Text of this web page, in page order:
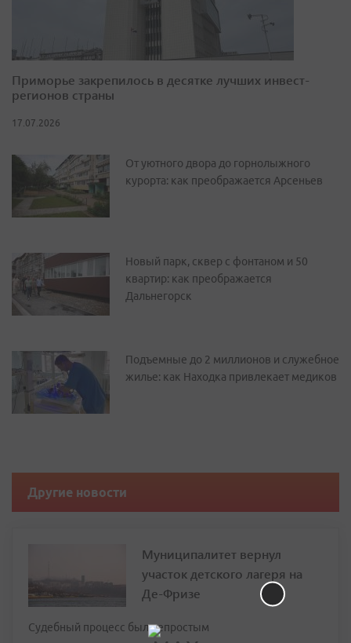
Приморье закрепилось в десятке лучших инвест-
регионов страны
17.07.2026
От уютного двора до горнолыжного
курорта: как преображается Арсеньев
Новый парк, сквер с фонтаном и 50
квартир: как преображается
Дальнегорск
Подъемные до 2 миллионов и служебное
жилье: как Находка привлекает медиков
Другие новости
Муниципалитет вернул
участок детского лагеря на
Де-Фризе
Судебный процесс был непростым